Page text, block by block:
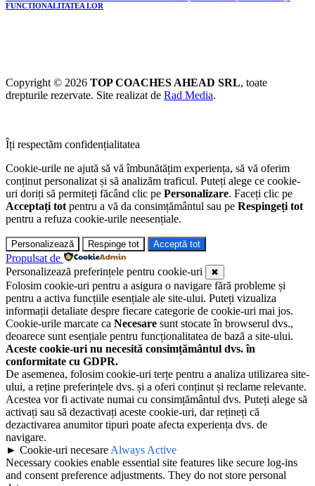
FUNCȚIONALITATEA LOR
Copyright © 2026 TOP COACHES AHEAD SRL, toate
drepturile rezervate. Site realizat de Rad Media.
Îți respectăm confidențialitatea
Cookie-urile ne ajută să vă îmbunătățim experiența, să vă oferim
conținut personalizat și să analizăm traficul. Puteți alege ce cookie-
uri doriți să permiteți făcând clic pe Personalizare. Faceți clic pe
Acceptați tot pentru a vă da consimțământul sau pe Respingeți tot
pentru a refuza cookie-urile neesențiale.
Personalizează Respinge tot Acceptă tot
Propulsat de
Personalizează preferințele pentru cookie-uri
✖
Folosim cookie-uri pentru a asigura o navigare fără probleme și
pentru a activa funcțiile esențiale ale site-ului. Puteți vizualiza
informații detaliate despre fiecare categorie de cookie-uri mai jos.
Cookie-urile marcate ca Necesare sunt stocate în browserul dvs.,
deoarece sunt esențiale pentru funcționalitatea de bază a site-ului.
Aceste cookie-uri nu necesită consimțământul dvs. în
conformitate cu GDPR.
De asemenea, folosim cookie-uri terțe pentru a analiza utilizarea site-
ului, a reține preferințele dvs. și a oferi conținut și reclame relevante.
Acestea vor fi activate numai cu consimțământul dvs. Puteți alege să
activați sau să dezactivați aceste cookie-uri, dar rețineți că
dezactivarea anumitor tipuri poate afecta experiența dvs. de
navigare.
► Cookie-uri necesare Always Active
Necessary cookies enable essential site features like secure log-ins
and consent preference adjustments. They do not store personal